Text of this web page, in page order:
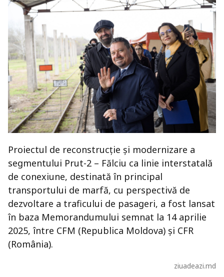
Proiectul de reconstrucție și modernizare a
segmentului Prut-2 – Fălciu ca linie interstatală
de conexiune, destinată în principal
transportului de marfă, cu perspectivă de
dezvoltare a traficului de pasageri, a fost lansat
în baza Memorandumului semnat la 14 aprilie
2025, între CFM (Republica Moldova) și CFR
(România).
ziuadeazi.md